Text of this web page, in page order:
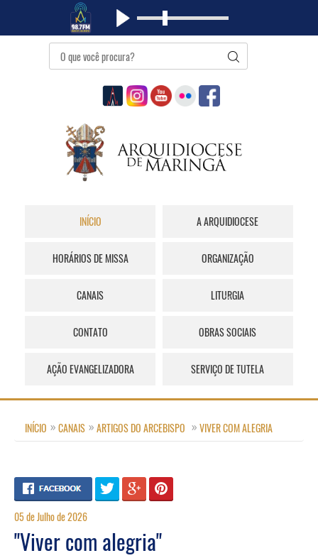
INÍCIO A ARQUIDIOCESE
HORÁRIOS DE MISSA ORGANIZAÇÃO
CANAIS LITURGIA
CONTATO OBRAS SOCIAIS
AÇÃO EVANGELIZADORA SERVIÇO DE TUTELA
INÍCIO CANAIS ARTIGOS DO ARCEBISPO VIVER COM ALEGRIA
05 de Julho de 2026
"Viver com alegria"